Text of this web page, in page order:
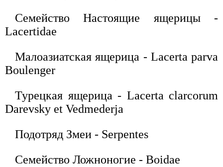
Семейство Настоящие ящерицы -
Lacertidae
Малоазиатская ящерица - Lacerta parva
Boulenger
Турецкая ящерица - Lacerta clarcorum
Darevsky et Vedmederja
Подотряд Змеи - Serpentes
Семейство Ложноногие - Boidae